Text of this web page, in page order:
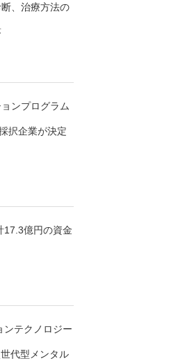
、治療方法の
ンプログラム
択企業が決定
17.3億円の資金
ンテクノロジー
代型メンタル